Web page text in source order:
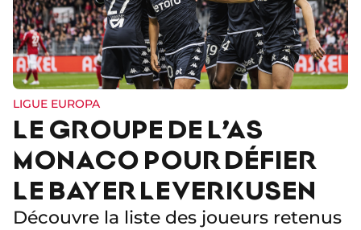
LIGUE EUROPA
LE GROUPE DE L’AS
MONACO POUR DÉFIER
LE BAYER LEVERKUSEN
Découvre la liste des joueurs retenus